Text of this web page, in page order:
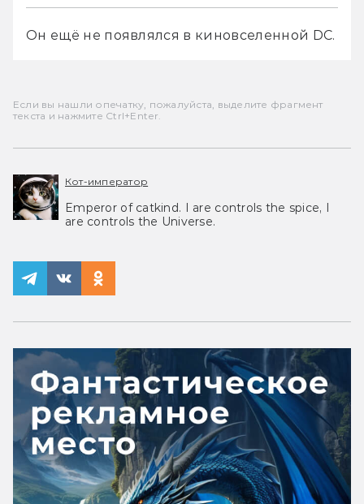
Он ещё не появлялся в киновселенной DC.
Если вы нашли опечатку, пожалуйста, выделите фрагмент
текста и нажмите Ctrl+Enter.
Кот-император
Emperor of catkind. I are controls the spice, I
are controls the Universe.